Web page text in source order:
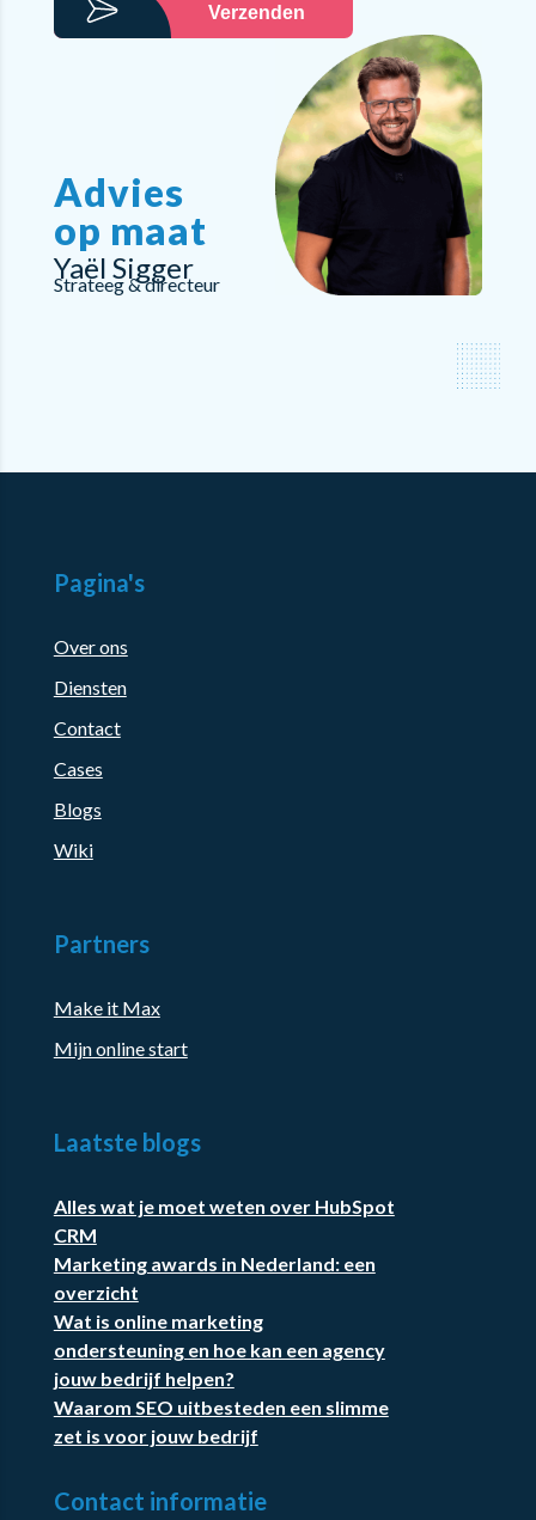
Verzenden
Advies
op maat
Yaël Sigger
Strateeg & directeur
Pagina's
Over ons
Diensten
Contact
Cases
Blogs
Wiki
Partners
Make it Max
Mijn online start
Laatste blogs
Alles wat je moet weten over HubSpot
CRM
Marketing awards in Nederland: een
overzicht
Wat is online marketing
ondersteuning en hoe kan een agency
jouw bedrijf helpen?
Waarom SEO uitbesteden een slimme
zet is voor jouw bedrijf
Contact informatie